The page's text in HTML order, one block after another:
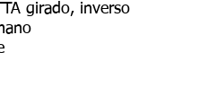
girado, inverso